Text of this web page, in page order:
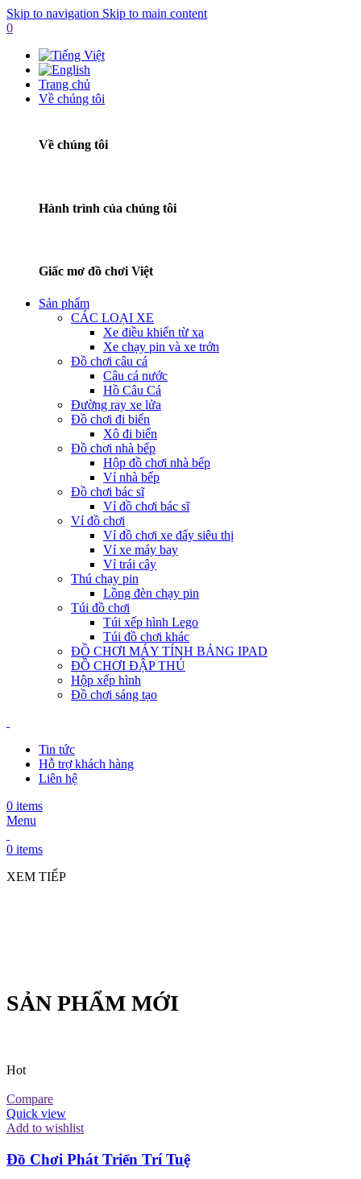
Skip to navigation Skip to main content
0
Trang chủ
Về chúng tôi
Về chúng tôi
Hành trình của chúng tôi
Giấc mơ đồ chơi Việt
Sản phẩm
CÁC LOẠI XE
Xe điều khiển từ xa
Xe chạy pin và xe trớn
Đồ chơi câu cá
Câu cá nước
Hồ Câu Cá
Đường ray xe lửa
Đồ chơi đi biển
Xô đi biển
Đồ chơi nhà bếp
Hộp đồ chơi nhà bếp
Vỉ nhà bếp
Đồ chơi bác sĩ
Vỉ đồ chơi bác sĩ
Vỉ đồ chơi
Vỉ đồ chơi xe đẩy siêu thị
Vỉ xe máy bay
Vỉ trái cây
Thú chạy pin
Lồng đèn chạy pin
Túi đồ chơi
Túi xếp hình Lego
Túi đồ chơi khác
ĐỒ CHƠI MÁY TÍNH BẢNG IPAD
ĐỒ CHƠI ĐẬP THÚ
Hộp xếp hình
Đồ chơi sáng tạo
Tin tức
Hỗ trợ khách hàng
Liên hệ
0 items
Menu
0 items
XEM TIẾP
SẢN PHẨM MỚI
Hot
Compare
Quick view
Add to wishlist
Đồ Chơi Phát Triển Trí Tuệ